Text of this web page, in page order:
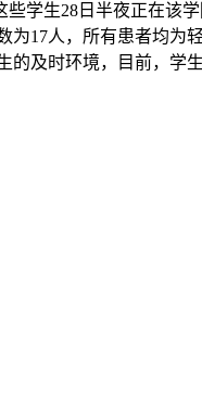
学生28日半夜正在该
17人，所有患者均为
及时环境，目前，学